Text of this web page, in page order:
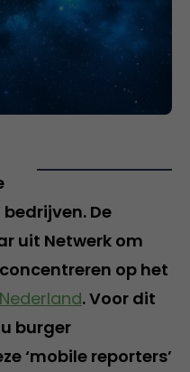
De
uit Netwerk om
op het
. Voor dit
burger
‘mobile reporters’